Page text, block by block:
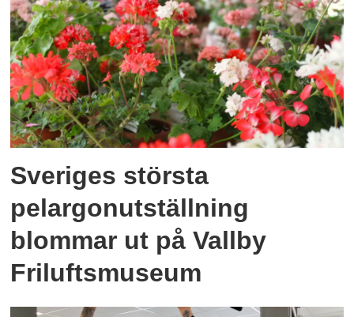
Sveriges största
pelargonutställning
blommar ut på Vallby
Friluftsmuseum